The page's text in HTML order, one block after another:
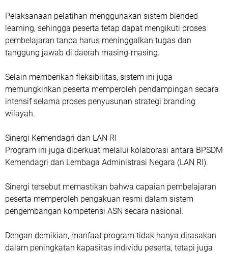
Pelaksanaan pelatihan menggunakan sistem blended
learning, sehingga peserta tetap dapat mengikuti proses
pembelajaran tanpa harus meninggalkan tugas dan
tanggung jawab di daerah masing-masing.
Selain memberikan fleksibilitas, sistem ini juga
memungkinkan peserta memperoleh pendampingan secara
intensif selama proses penyusunan strategi branding
wilayah.
Sinergi Kemendagri dan LAN RI
‎Program ini juga diperkuat melalui kolaborasi antara BPSDM
Kemendagri dan Lembaga Administrasi Negara (LAN RI).
Sinergi tersebut memastikan bahwa capaian pembelajaran
peserta memperoleh pengakuan resmi dalam sistem
pengembangan kompetensi ASN secara nasional.
Dengan demikian, manfaat program tidak hanya dirasakan
dalam peningkatan kapasitas individu peserta, tetapi juga